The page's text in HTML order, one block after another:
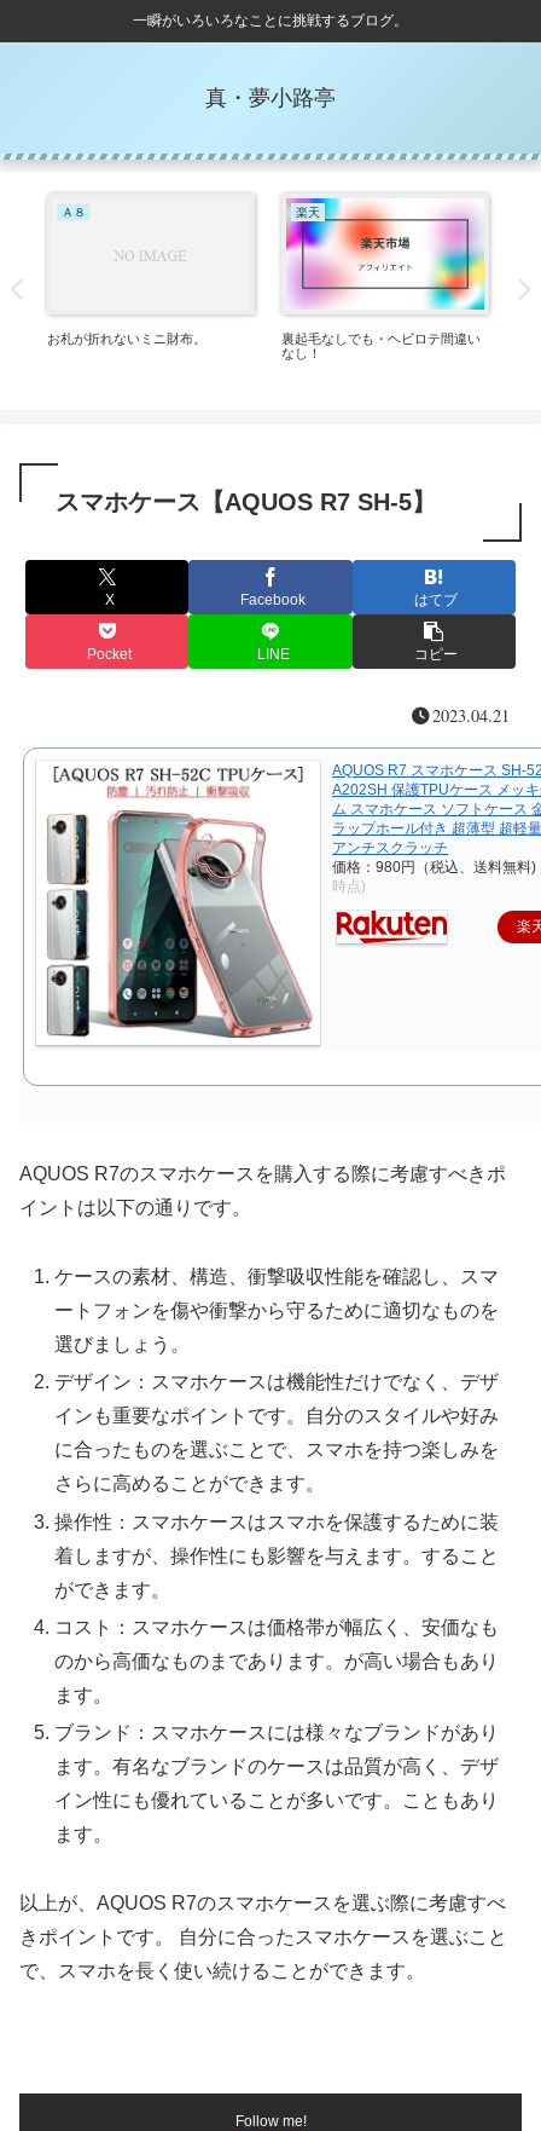
一瞬がいろいろなことに挑戦するブログ。
真・夢小路亭
Ａ８
お札が折れないミニ財布。
楽天
裏起毛なしでも・ヘビロテ間違い
なし！
スマホケース【AQUOS R7 SH-5】
X Facebook はてブ
Pocket LINE コピー
2023.04.21
AQUOS R7 スマホケース SH-
A202SH 保護TPUケース メッ
ム スマホケース ソフトケース
ラップホール付き 超薄型 超軽
アンチスクラッチ
価格：980円（税込、送料無料)
時点)
楽
AQUOS R7のスマホケースを購入する際に考慮すべきポ
イントは以下の通りです。
ケースの素材、構造、衝撃吸収性能を確認し、スマ
ートフォンを傷や衝撃から守るために適切なものを
選びましょう。
デザイン：スマホケースは機能性だけでなく、デザ
インも重要なポイントです。自分のスタイルや好み
に合ったものを選ぶことで、スマホを持つ楽しみを
さらに高めることができます。
操作性：スマホケースはスマホを保護するために装
着しますが、操作性にも影響を与えます。すること
ができます。
コスト：スマホケースは価格帯が幅広く、安価なも
のから高価なものまであります。が高い場合もあり
ます。
ブランド：スマホケースには様々なブランドがあり
ます。有名なブランドのケースは品質が高く、デザ
イン性にも優れていることが多いです。こともあり
ます。
以上が、AQUOS R7のスマホケースを選ぶ際に考慮すべ
きポイントです。 自分に合ったスマホケースを選ぶこと
で、スマホを長く使い続けることができます。
Follow me!